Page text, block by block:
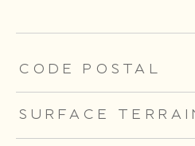
TRAD_ZEPHYR_Caracteristique
CODE POSTAL
SURFACE